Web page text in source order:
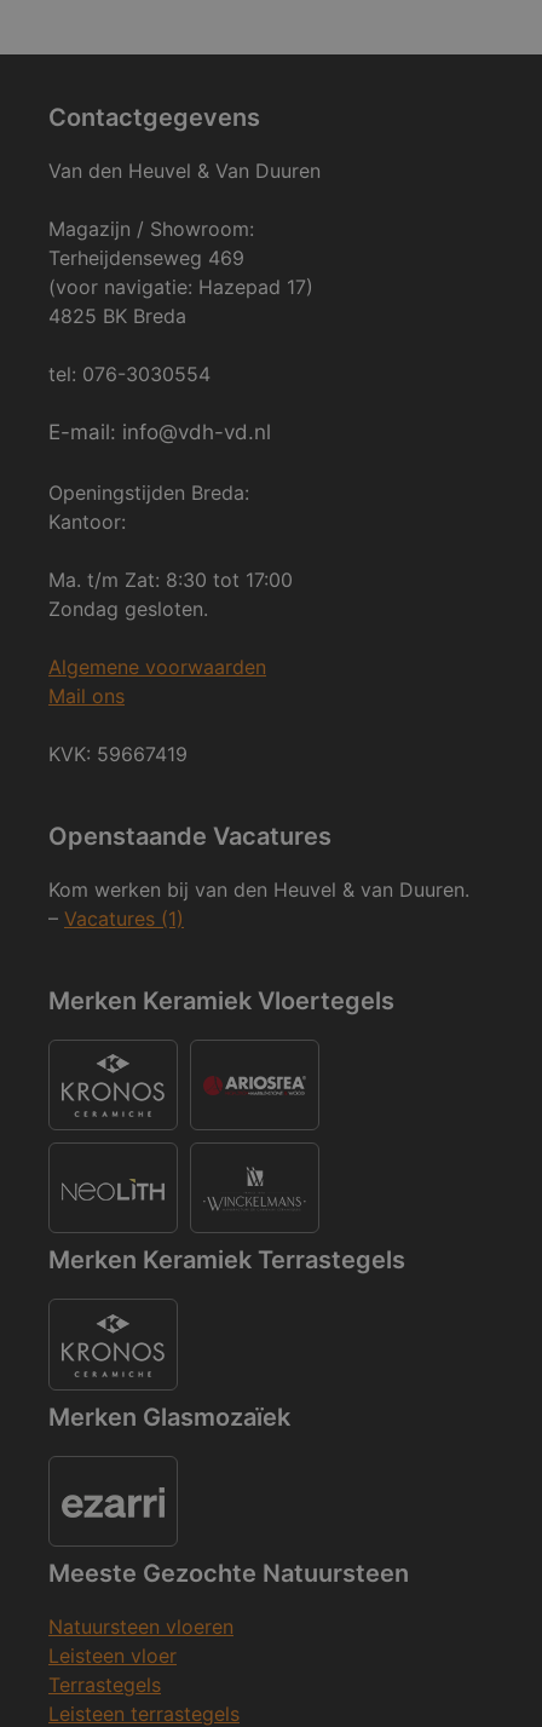
Contactgegevens
Van den Heuvel & Van Duuren
Magazijn / Showroom:
Terheijdenseweg 469
(voor navigatie: Hazepad 17)
4825 BK Breda
tel: 076-3030554
E-mail: info@vdh-vd.nl
Openingstijden Breda:
Kantoor:
Ma. t/m Zat: 8:30 tot 17:00
Zondag gesloten.
Algemene voorwaarden
Mail ons
KVK: 59667419
Openstaande Vacatures
Kom werken bij van den Heuvel & van Duuren.
– Vacatures (1)
Merken Keramiek Vloertegels
Merken Keramiek Terrastegels
Merken Glasmozaïek
Meeste Gezochte Natuursteen
Natuursteen vloeren
Leisteen vloer
Terrastegels
Leisteen terrastegels